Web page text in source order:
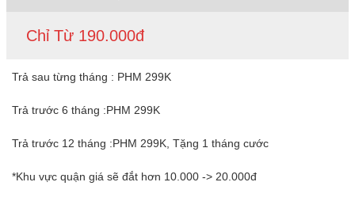
Chỉ Từ 190.000đ
Trả sau từng tháng : PHM 299K
Trả trước 6 tháng :PHM 299K
Trả trước 12 tháng :PHM 299K, Tặng 1 tháng cước
*Khu vực quận giá sẽ đắt hơn 10.000 -> 20.000đ